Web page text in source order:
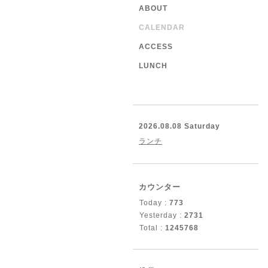
ABOUT
CALENDAR
ACCESS
LUNCH
2026.08.08 Saturday
ランチ
カウンター
Today : 773
Yesterday : 2731
Total : 1245768